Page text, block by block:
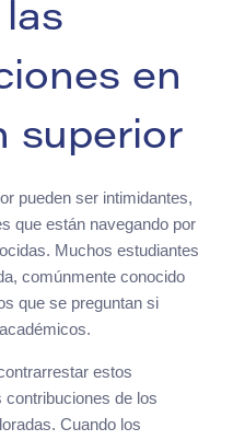
en
superior
pueden ser intimidantes,
que están navegando por
Muchos estudiantes
comúnmente conocido
que se preguntan si
estos
de los
Cuando los